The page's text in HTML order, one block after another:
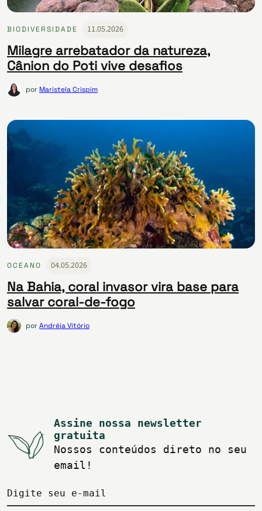
BIODIVERSIDADE 11.05.2026
Milagre arrebatador da natureza,
Cânion do Poti vive desafios
por Maristela Crispim
OCEANO 04.05.2026
Na Bahia, coral invasor vira base para
salvar coral-de-fogo
porAndréia Vitório
Assine nossa newsletter
gratuita
Nossos conteúdos direto no seu
email!
Digite seu e-mail